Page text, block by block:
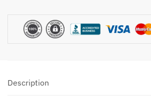
Ballerina
Description